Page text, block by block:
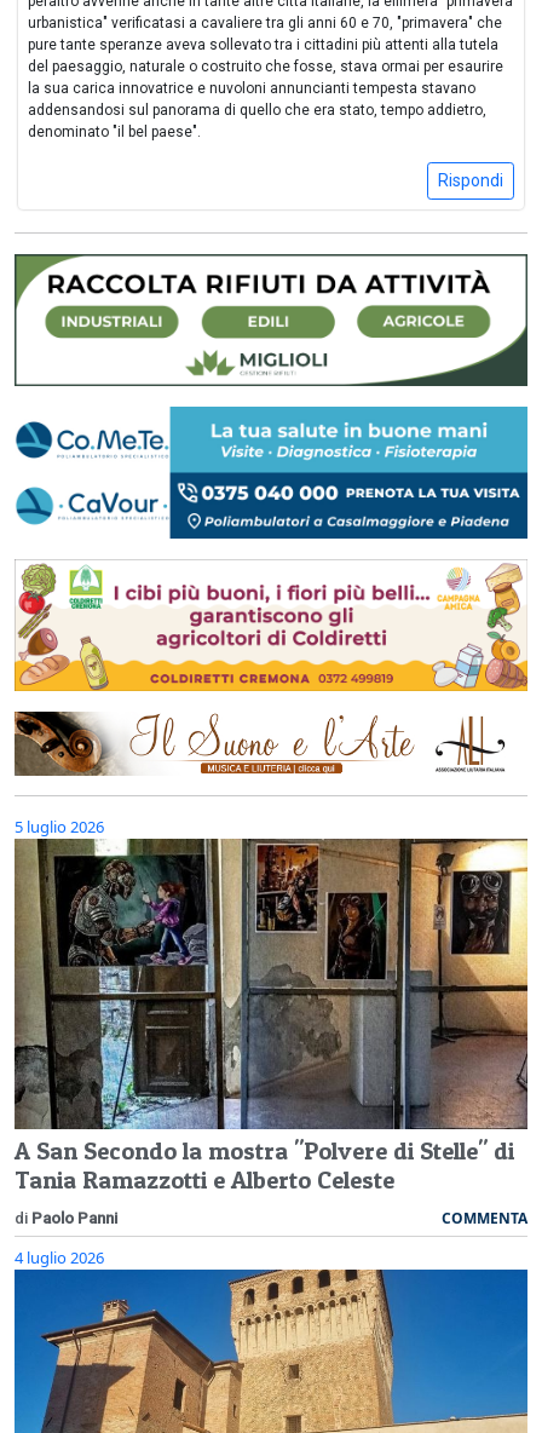
urbanistica" verificatasi a cavaliere tra gli anni 60 e 70, "primavera" che
pure tante speranze aveva sollevato tra i cittadini più attenti alla tutela
del paesaggio, naturale o costruito che fosse, stava ormai per esaurire
la sua carica innovatrice e nuvoloni annuncianti tempesta stavano
addensandosi sul panorama di quello che era stato, tempo addietro,
denominato "il bel paese".
Rispondi
5 luglio 2026
A San Secondo la mostra "Polvere di Stelle" di
Tania Ramazzotti e Alberto Celeste
di Paolo Panni COMMENTA
4 luglio 2026